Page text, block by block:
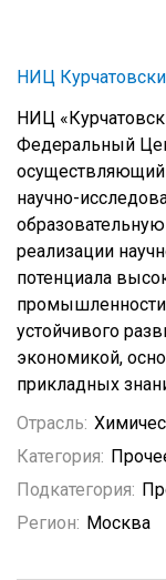
НИЦ
НИЦ
Федеральный
научно-
реализации
потенциала
промышленности
устойчивого
экономикой,
прикладных
Отрасль:
Категория:
Подкатегория:
Регион: Москва